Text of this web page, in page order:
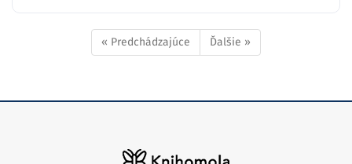
« Predchádzajúce Ďalšie »